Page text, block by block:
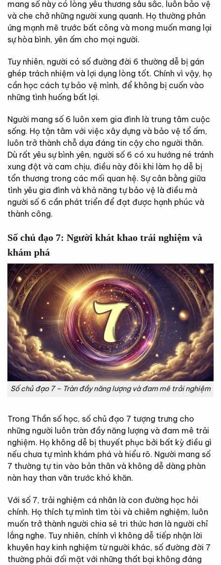
mang số này có lòng yêu thương sâu sắc, luôn bảo vệ
và che chở những người xung quanh. Họ thường phản
ứng mạnh mẽ trước bất công và mong muốn mang lại
sự hòa bình, yên ấm cho mọi người.
Tuy nhiên, người có số đường đời 6 thường dễ bị gán
ghép trách nhiệm và lợi dụng lòng tốt. Chính vì vậy, họ
cần học cách tự bảo vệ mình, để không bị cuốn vào
những tình huống bất lợi.
Người mang số 6 luôn xem gia đình là trung tâm cuộc
sống. Họ tận tâm với việc xây dựng và bảo vệ tổ ấm,
luôn trở thành chỗ dựa đáng tin cậy cho người thân.
Dù rất yêu sự bình yên, người số 6 có xu hướng né tránh
xung đột và cam chịu, điều này đôi khi làm họ dễ bị
tổn thương trong các mối quan hệ. Sự cân bằng giữa
tình yêu gia đình và khả năng tự bảo vệ là điều mà
người số 6 cần phát triển để đạt được hạnh phúc và
thành công.
Số chủ đạo 7: Người khát khao trải nghiệm và
khám phá
Số chủ đạo 7 – Tràn đầy năng lượng và đam mê trải nghiệm
Trong Thần số học, số chủ đạo 7 tượng trưng cho
những người luôn tràn đầy năng lượng và đam mê trải
nghiệm. Họ không dễ bị thuyết phục bởi bất kỳ điều gì
nếu chưa tự mình khám phá và hiểu rõ. Người mang số
7 thường tự tin vào bản thân và không dễ dàng phàn
nàn hay than vãn trước khó khăn.
Với số 7, trải nghiệm cá nhân là con đường học hỏi
chính. Họ thích tự mình tìm tòi và chiêm nghiệm, luôn
muốn trở thành người chia sẻ tri thức hơn là người chỉ
lắng nghe. Tuy nhiên, chính vì không dễ tiếp nhận lời
khuyên hay kinh nghiệm từ người khác, số đường đời 7
thường phải đối mặt với những thất bại không đáng